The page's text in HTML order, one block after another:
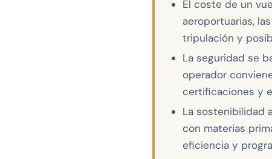
El coste de un
aeroportuarias,
tripulación y
La seguridad se
operador
certificaciones y
La sostenibilidad
con materias
eficiencia y